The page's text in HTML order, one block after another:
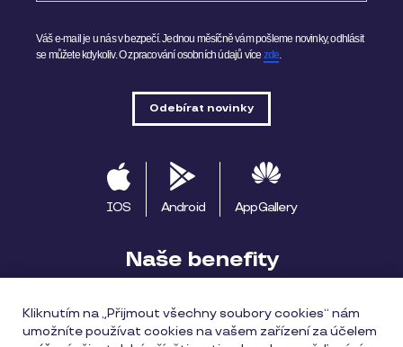
Váš e-mail je u nás v bezpečí. Jednou měsíčně vám pošleme novinky, odhlásit
se můžete kdykoliv. O zpracování osobních údajů více zde.
IOS Android AppGallery
Naše benefity
Apple Pay Pluxee Cestuj Pluxee Rozvoz
Kliknutím na „Přijmout všechny soubory cookies“ nám
umožníte používat cookies na vašem zařízení za účelem